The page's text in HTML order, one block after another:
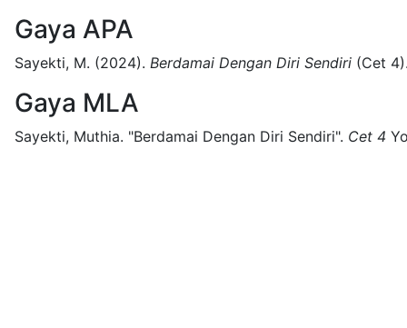
Gaya APA
Sayekti, M. (2024). Berdamai Dengan Diri Sendiri (Cet 4)
Gaya MLA
Sayekti, Muthia. "Berdamai Dengan Diri Sendiri". Cet 4